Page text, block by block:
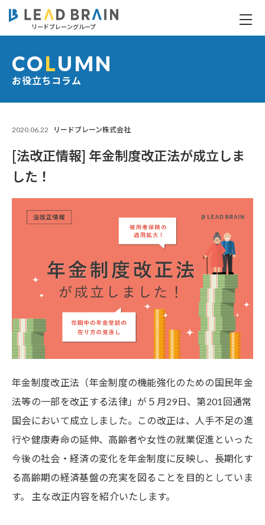
リードブレーングループ
お役立ちコラム
COLUMN
2020.06.22 リードブレーン株式会社
[法改正情報] 年金制度改正法が成立しま
した！
年金制度改正法（年金制度の機能強化のための国民年金
法等の一部を改正する法律」が５月29日、第201回通常
国会において成立しました。この改正は、人手不足の進
行や健康寿命の延伸、高齢者や女性の就業促進といった
今後の社会・経済の変化を年金制度に反映し、長期化す
る高齢期の経済基盤の充実を図ることを目的としていま
す。 主な改正内容を紹介いたします。